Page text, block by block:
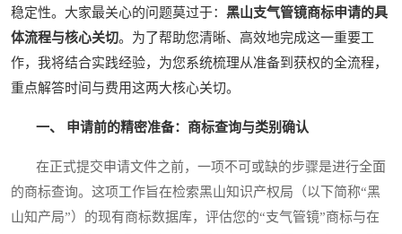
稳定性。大家最关心的问题莫过于： 黑山支气管镜商标申请的具
体流程与核心关切。为了帮助您清晰、高效地完成这一重要工
作，我将结合实践经验，为您系统梳理从准备到获权的全流程，
重点解答时间与费用这两大核心关切。
一、 申请前的精密准备：商标查询与类别确认
在正式提交申请文件之前，一项不可或缺的步骤是进行全面
的商标查询。这项工作旨在检索黑山知识产权局（以下简称“黑
山知产局”）的现有商标数据库，评估您的“支气管镜”商标与在